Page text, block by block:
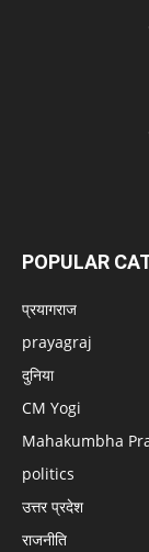
POPULAR
प्रयागराज
prayagraj
दुनिया
CM Yogi
Mahakumbha
politics
उत्तर प्रदेश
राजनीति